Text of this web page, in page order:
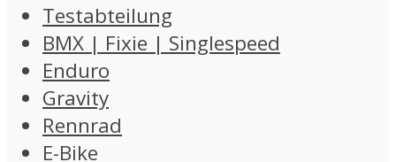
Testabteilung
BMX | Fixie | Singlespeed
Enduro
Gravity
Rennrad
E-Bike